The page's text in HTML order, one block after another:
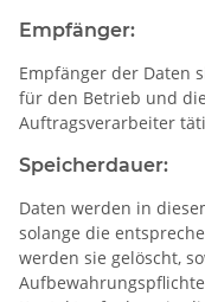
Empfänger:
Empfänger der Daten
für den Betrieb und
Auftragsverarbeiter
Speicherdauer:
Daten werden in
solange die
werden sie gelöscht,